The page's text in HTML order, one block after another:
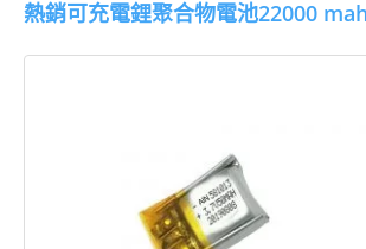
熱銷可充電鋰聚合物電池22000